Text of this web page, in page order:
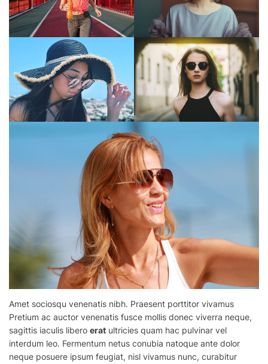
Amet sociosqu venenatis nibh. Praesent porttitor vivamus
Pretium ac auctor venenatis fusce mollis donec viverra neque,
sagittis iaculis libero erat ultricies quam hac pulvinar vel
interdum leo. Fermentum netus conubia natoque ante dolor
neque posuere ipsum feugiat, nisl vivamus nunc, curabitur